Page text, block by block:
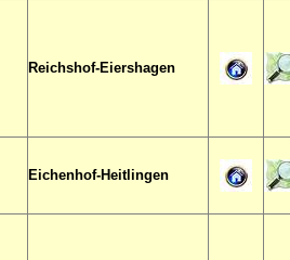
Reichshof-Eiershagen
Eichenhof-Heitlingen